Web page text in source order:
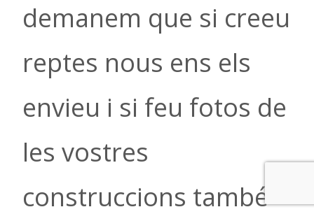
demanem que si creeu
reptes nous ens els
envieu i si feu fotos de
les vostres
construccions també